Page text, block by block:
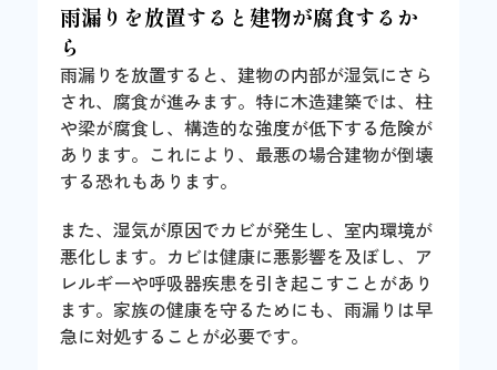
雨漏りを放置すると建物が腐食するか
ら
雨漏りを放置すると、建物の内部が湿気にさら
され、腐食が進みます。特に木造建築では、柱
や梁が腐食し、構造的な強度が低下する危険が
あります。これにより、最悪の場合建物が倒壊
する恐れもあります。
また、湿気が原因でカビが発生し、室内環境が
悪化します。カビは健康に悪影響を及ぼし、ア
レルギーや呼吸器疾患を引き起こすことがあり
ます。家族の健康を守るためにも、雨漏りは早
急に対処することが必要です。